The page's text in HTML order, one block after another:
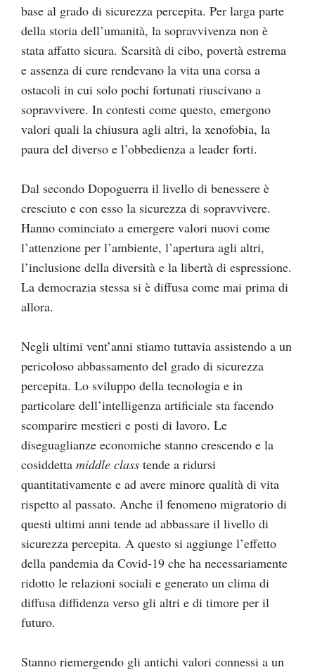
base al grado di sicurezza percepita. Per larga parte
della storia dell’umanità, la sopravvivenza non è
stata affatto sicura. Scarsità di cibo, povertà estrema
e assenza di cure rendevano la vita una corsa a
ostacoli in cui solo pochi fortunati riuscivano a
sopravvivere. In contesti come questo, emergono
valori quali la chiusura agli altri, la xenofobia, la
paura del diverso e l’obbedienza a leader forti.
Dal secondo Dopoguerra il livello di benessere è
cresciuto e con esso la sicurezza di sopravvivere.
Hanno cominciato a emergere valori nuovi come
l’attenzione per l’ambiente, l’apertura agli altri,
l’inclusione della diversità e la libertà di espressione.
La democrazia stessa si è diffusa come mai prima di
allora.
Negli ultimi vent’anni stiamo tuttavia assistendo a un
pericoloso abbassamento del grado di sicurezza
percepita. Lo sviluppo della tecnologia e in
particolare dell’intelligenza artificiale sta facendo
scomparire mestieri e posti di lavoro. Le
diseguaglianze economiche stanno crescendo e la
cosiddetta middle class tende a ridursi
quantitativamente e ad avere minore qualità di vita
rispetto al passato. Anche il fenomeno migratorio di
questi ultimi anni tende ad abbassare il livello di
sicurezza percepita. A questo si aggiunge l’effetto
della pandemia da Covid-19 che ha necessariamente
ridotto le relazioni sociali e generato un clima di
diffusa diffidenza verso gli altri e di timore per il
futuro.
Stanno riemergendo gli antichi valori connessi a un